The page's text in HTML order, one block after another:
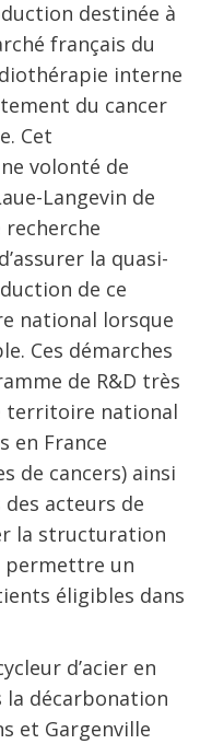
destinée à
français du
interne
du cancer
Cet
volonté de
Langevin de
la quasi-
de ce
national lorsque
Ces démarches
de R&D très
territoire national
en France
de cancers) ainsi
acteurs de
la structuration
permettre un
éligibles dans
d’acier en
la décarbonation
et Gargenville